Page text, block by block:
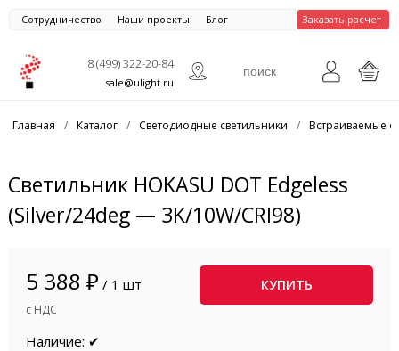
Сотрудничество Наши проекты Блог Заказать расчет
8 (499) 322-20-84
sale@ulight.ru
Главная / Каталог / Светодиодные светильники / Встраиваемые
Светильник HOKASU DOT Edgeless
(Silver/24deg — 3K/10W/CRI98)
5 388 ₽ / 1 шт
с НДС
КУПИТЬ
Наличие: ✔